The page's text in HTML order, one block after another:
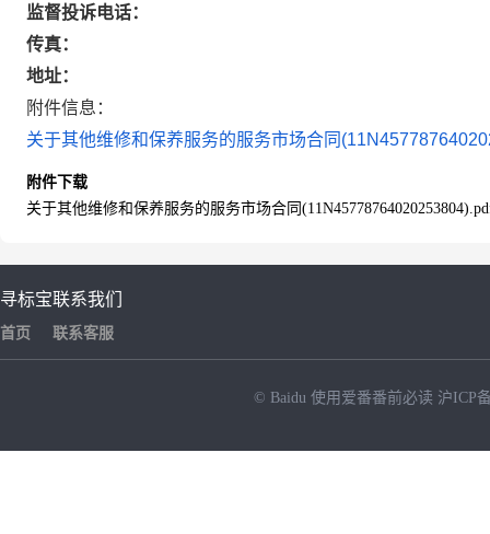
监督投诉电话：
传真：
地址：
附件信息：
关于其他维修和保养服务的服务市场合同
附件下载
关于其他维修和保养服务的服务市场合同
寻标宝
首页
联系我们
联系客服
© Baidu 使用爱番番前必读 沪ICP